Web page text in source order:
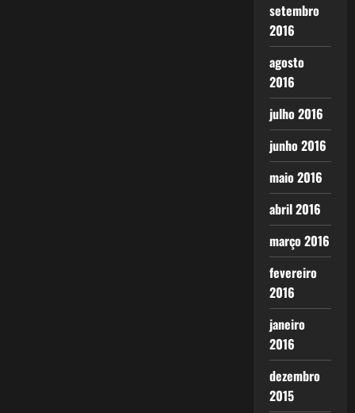
setembro
2016
agosto
2016
julho 2016
junho 2016
maio 2016
abril 2016
março 2016
fevereiro
2016
janeiro
2016
dezembro
2015